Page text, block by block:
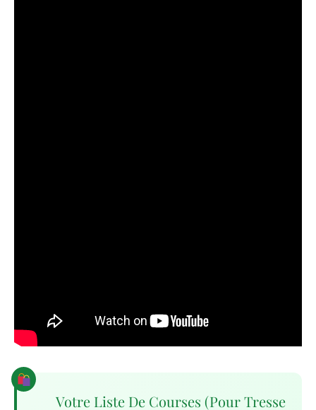
Votre Liste De Courses (pour Tresse